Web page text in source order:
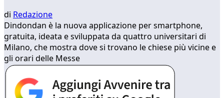
di Redazione
Dindondan è la nuova applicazione per smartphone,
gratuita, ideata e sviluppata da quattro universitari di
Milano, che mostra dove si trovano le chiese più vicine e
gli orari delle Messe